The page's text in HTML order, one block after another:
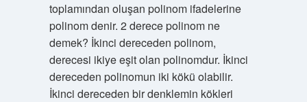
toplamından oluşan polinom ifadelerine
polinom denir. 2 derece polinom ne
demek? İkinci dereceden polinom,
derecesi ikiye eşit olan polinomdur. İkinci
dereceden polinomun iki kökü olabilir.
İkinci dereceden bir denklemin kökleri